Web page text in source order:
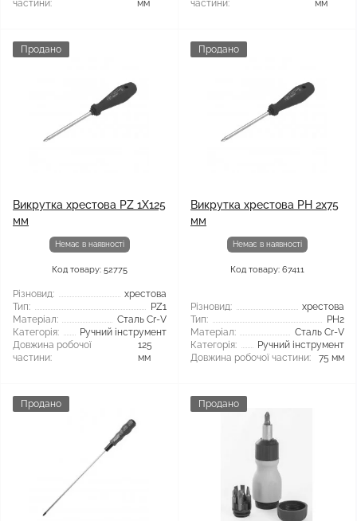
частини:
мм
частини:
мм
Продано
Викрутка хрестова PZ 1Х125
мм
Немає в наявності
Код товару: 52775
Різновид:
хрестова
Тип:
PZ1
Матеріал:
Сталь Cr-V
Категорія:
Ручний інструмент
Довжина робочої
частини:
125
мм
Продано
Викрутка хрестова PH 2x75
мм
Немає в наявності
Код товару: 67411
Різновид:
хрестова
Тип:
PH2
Матеріал:
Сталь Cr-V
Категорія:
Ручний інструмент
Довжина робочої частини:
75 мм
Продано Продано